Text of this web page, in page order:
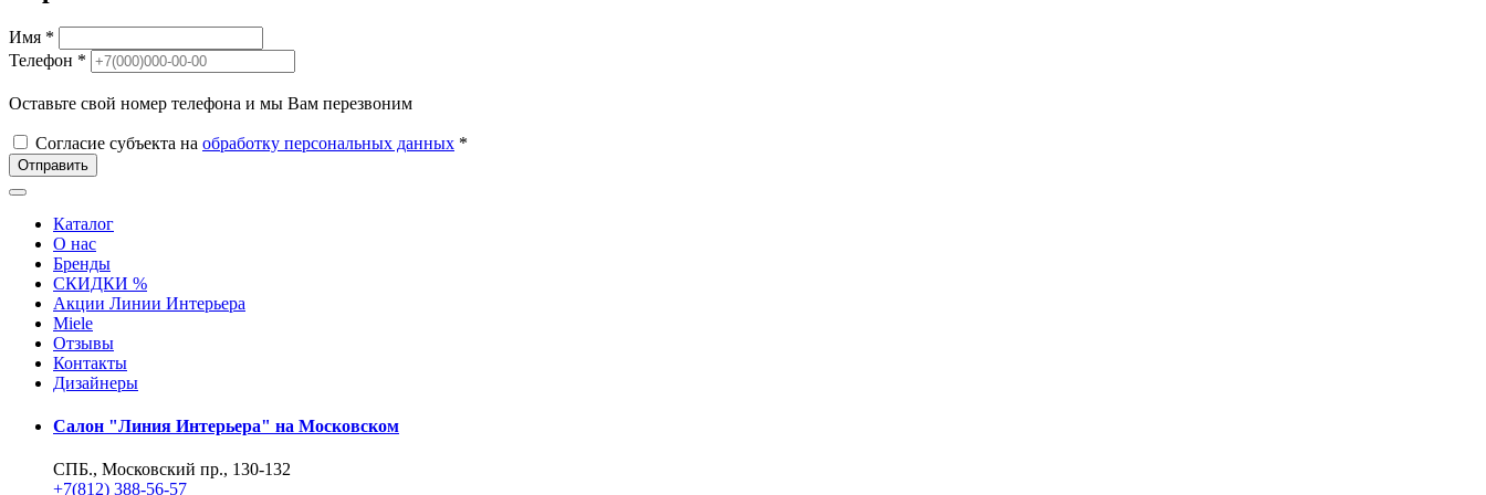
Имя *
Телефон *
Оставьте свой номер телефона и мы Вам перезвоним
Согласие субъекта на обработку персональных данных *
Отправить
Каталог
О нас
Бренды
СКИДКИ %
Акции Линии Интерьера
Miele
Отзывы
Контакты
Дизайнеры
Салон "Линия Интерьера" на Московском
СПБ., Московский пр., 130-132
+7(812) 388-56-57